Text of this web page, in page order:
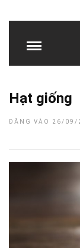
Hạt giống
ĐĂNG VÀO 26/09/